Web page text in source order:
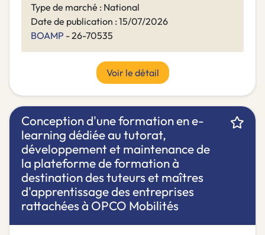
Type de marché : National
Date de publication : 15/07/2026
BOAMP - 26-70535
Voir le détail
Conception d'une formation en e-
learning dédiée au tutorat,
développement et maintenance de
la plateforme de formation à
destination des tuteurs et maîtres
d'apprentissage des entreprises
rattachées à OPCO Mobilités